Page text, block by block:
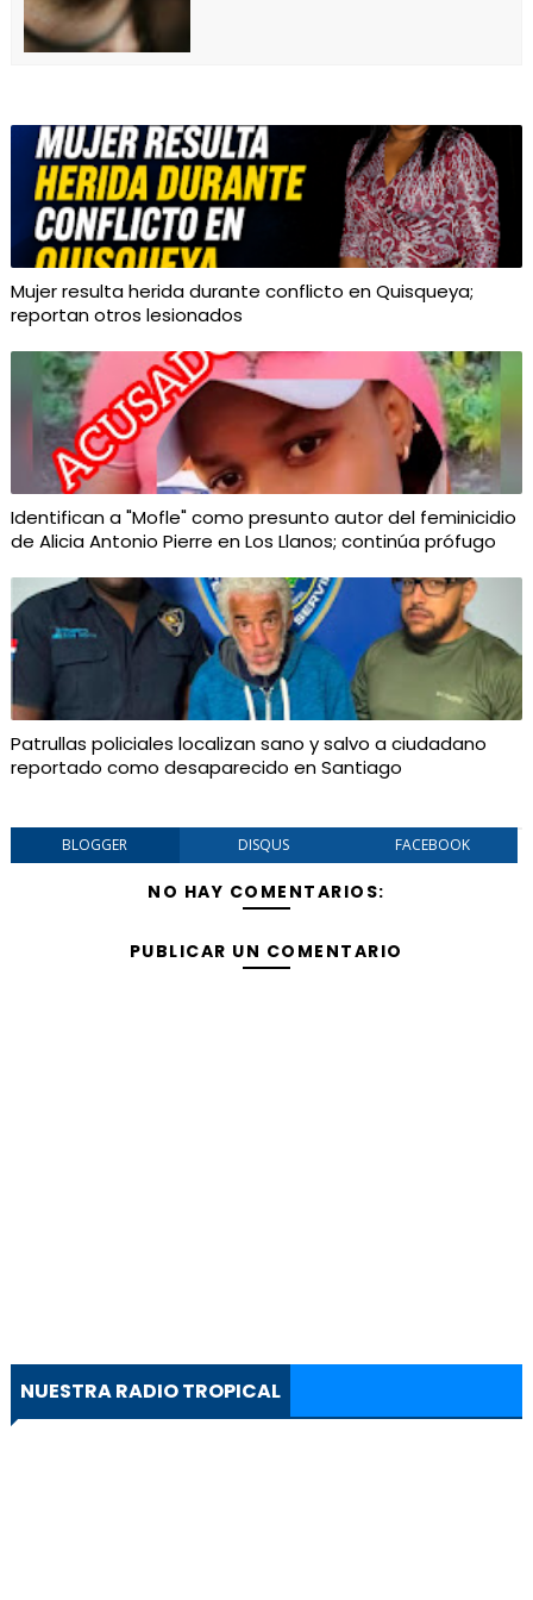
Mujer resulta herida durante conflicto en Quisqueya;
reportan otros lesionados
Identifican a "Mofle" como presunto autor del feminicidio
de Alicia Antonio Pierre en Los Llanos; continúa prófugo
Patrullas policiales localizan sano y salvo a ciudadano
reportado como desaparecido en Santiago
BLOGGER DISQUS FACEBOOK
NO HAY COMENTARIOS:
PUBLICAR UN COMENTARIO
NUESTRA RADIO TROPICAL